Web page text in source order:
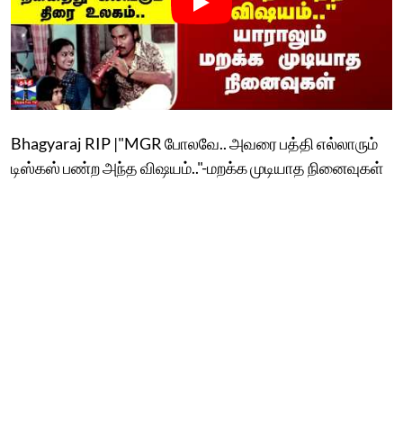
Bhagyaraj RIP |"MGR போலவே.. அவரை பத்தி எல்லாரும்
டிஸ்கஸ் பண்ற அந்த விஷயம்.."-மறக்க முடியாத நினைவுகள்